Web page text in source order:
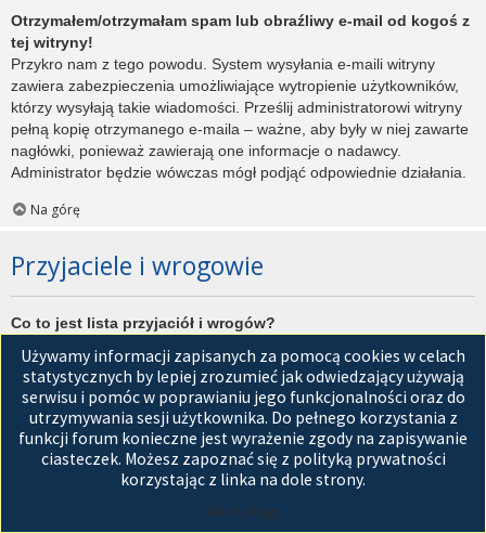
Otrzymałem/otrzymałam spam lub obraźliwy e-mail od kogoś z
tej witryny!
Przykro nam z tego powodu. System wysyłania e-maili witryny
zawiera zabezpieczenia umożliwiające wytropienie użytkowników,
którzy wysyłają takie wiadomości. Prześlij administratorowi witryny
pełną kopię otrzymanego e-maila – ważne, aby były w niej zawarte
nagłówki, ponieważ zawierają one informacje o nadawcy.
Administrator będzie wówczas mógł podjąć odpowiednie działania.
Na górę
Przyjaciele i wrogowie
Co to jest lista przyjaciół i wrogów?
użytkowników witryny. Użytkownicy dodani do listy przyjaciół będą
wyświetleni na karciePrzyjacieleznajdującej się w panelu
zarządzania kontem. Z tego poziomu można szybko sprawdzić ich
status, a także wysłać prywatną wiadomość. Zależnie od
używanego stylu witryny, posty tych użytkowników mogą być
wyróżniane. Jeśli użytkownik zostanie dodany do listy wrogów,
Używamy informacji zapisanych za pomocą cookies w celach
statystycznych by lepiej zrozumieć jak odwiedzający używają
serwisu i pomóc w poprawianiu jego funkcjonalności oraz do
utrzymywania sesji użytkownika. Do pełnego korzystania z
funkcji forum konieczne jest wyrażenie zgody na zapisywanie
ciasteczek. Możesz zapoznać się z polityką prywatności
korzystając z linka na dole strony.
Akceptuję